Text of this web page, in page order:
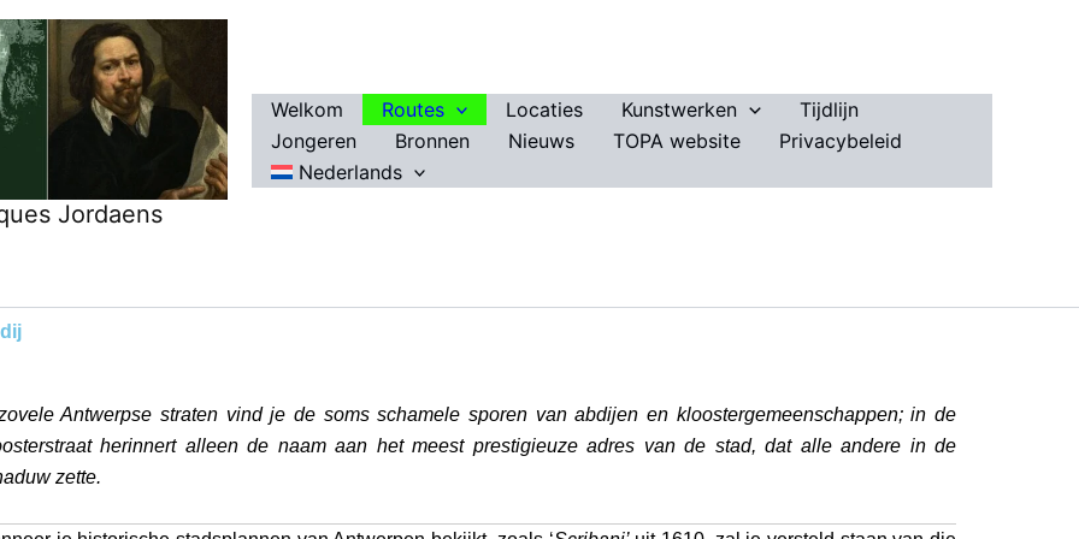
Jordaens
Welkom Routes Locaties Kunstwerken
Tijdlijn
Jongeren
Bronnen Nieuws TOPA website
Privacybeleid
Nederlands
Antwerpse straten vind je de soms schamele sporen van abdijen en kloostergemeenschappen; in de
herinnert alleen de naam aan het meest prestigieuze adres van de stad, dat alle andere in de
zette.